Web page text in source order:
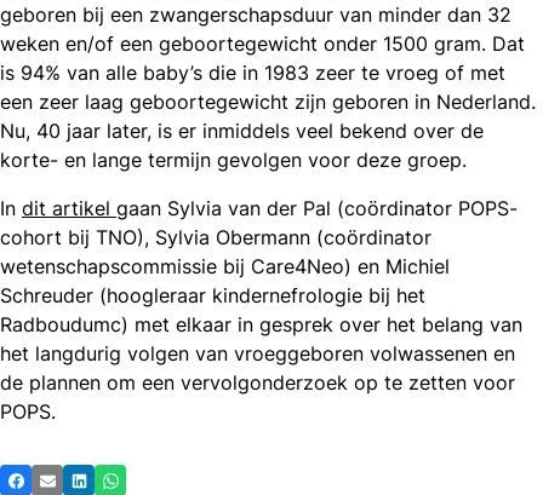
geboren bij een zwangerschapsduur van minder dan 32
weken en/of een geboortegewicht onder 1500 gram. Dat
is 94% van alle baby’s die in 1983 zeer te vroeg of met
een zeer laag geboortegewicht zijn geboren in Nederland.
Nu, 40 jaar later, is er inmiddels veel bekend over de
korte- en lange termijn gevolgen voor deze groep.
In dit artikel gaan Sylvia van der Pal (coördinator POPS-
cohort bij TNO), Sylvia Obermann (coördinator
wetenschapscommissie bij Care4Neo) en Michiel
Schreuder (hoogleraar kindernefrologie bij het
Radboudumc) met elkaar in gesprek over het belang van
het langdurig volgen van vroeggeboren volwassenen en
de plannen om een vervolgonderzoek op te zetten voor
POPS.
DeelFacebook
E-mailLinkedInWhatsapp